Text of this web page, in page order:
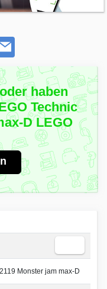
haben
Technic
D LEGO
Monster jam max-D